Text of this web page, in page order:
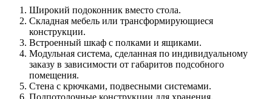
Широкий подоконник вместо стола.
Складная мебель или трансформирующиеся
конструкции.
Встроенный шкаф с полками и ящиками.
Модульная система, сделанная по индивидуальному
заказу в зависимости от габаритов подсобного
помещения.
Стена с крючками, подвесными системами.